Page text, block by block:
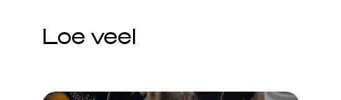
Loe veel